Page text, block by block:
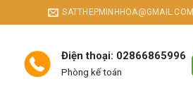
SATTHEPMINHHOA@GMAIL.COM
Điện thoại: 02866865996
Phòng kế toán